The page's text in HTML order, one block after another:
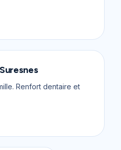
Suresnes
Renfort dentaire et